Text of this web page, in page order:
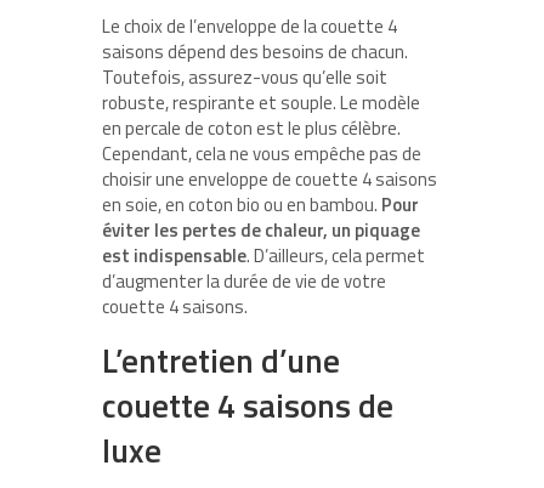
Le choix de l’enveloppe de la couette 4
saisons dépend des besoins de chacun.
Toutefois, assurez-vous qu’elle soit
robuste, respirante et souple. Le modèle
en percale de coton est le plus célèbre.
Cependant, cela ne vous empêche pas de
choisir une enveloppe de couette 4 saisons
en soie, en coton bio ou en bambou. Pour
éviter les pertes de chaleur, un piquage
est indispensable. D’ailleurs, cela permet
d’augmenter la durée de vie de votre
couette 4 saisons.
L’entretien d’une
couette 4 saisons de
luxe